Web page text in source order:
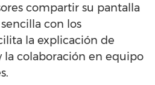
compartir su pantalla
con los
la explicación de
la colaboración en equipo